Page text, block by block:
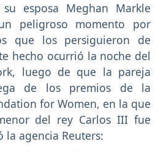
esposa Meghan Markle
peligroso momento por
que los persiguieron de
hecho ocurrió la noche del
luego de que la pareja
de los premios de la
for Women, en la que
del rey Carlos III fue
agencia Reuters: